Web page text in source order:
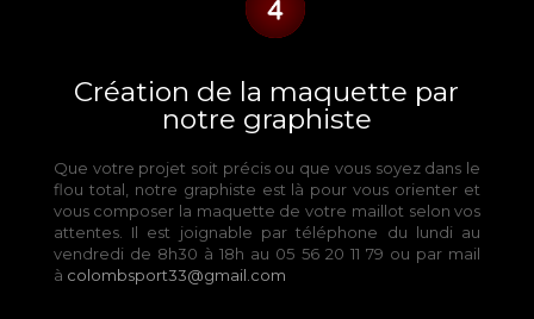
Création de la maquette par
notre graphiste
Que votre projet soit précis ou que vous soyez dans le
flou total, notre graphiste est là pour vous orienter et
vous composer la maquette de votre maillot selon vos
attentes. Il est joignable par téléphone du lundi au
vendredi de 8h30 à 18h au 05 56 20 11 79 ou par mail
à colombsport33@gmail.com